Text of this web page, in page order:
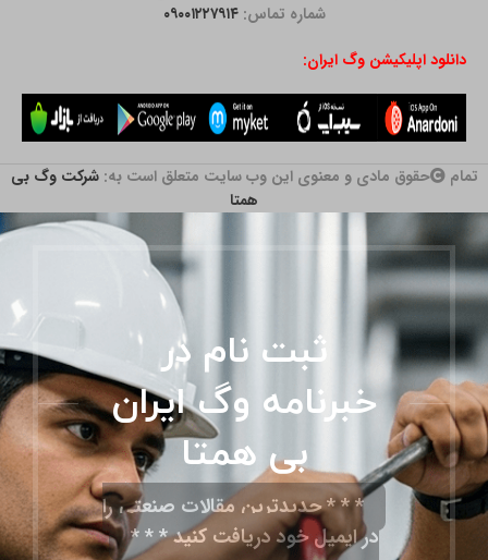
شماره تماس:۰۹۰۰۱۲۲۷۹۱۴
دانلود اپلیکیشن وگ ایران:
تمام حقوق مادی و معنوی این وب سایت متعلق است به:شرکت وگ بی
همتا
ثبت نام در
خبرنامه وگ ایران
بی همتا
* * * جدیدترین مقالات صنعتی را
در ایمیل خود دریافت کنید * * *